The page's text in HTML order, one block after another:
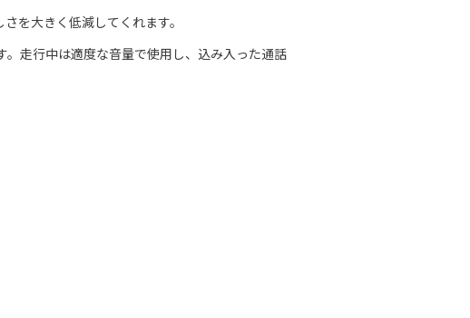
を大きく低減してくれます。
走行中は適度な音量で使用し、込み入った通話